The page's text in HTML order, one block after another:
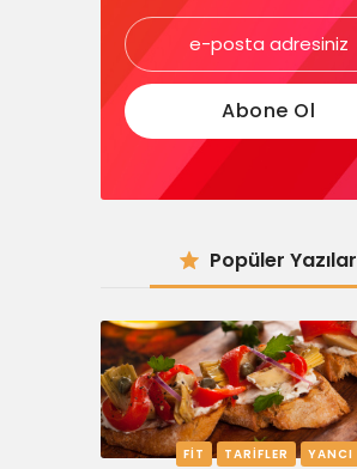
Popüler Yazılar
FIT TARIFLER YANCI